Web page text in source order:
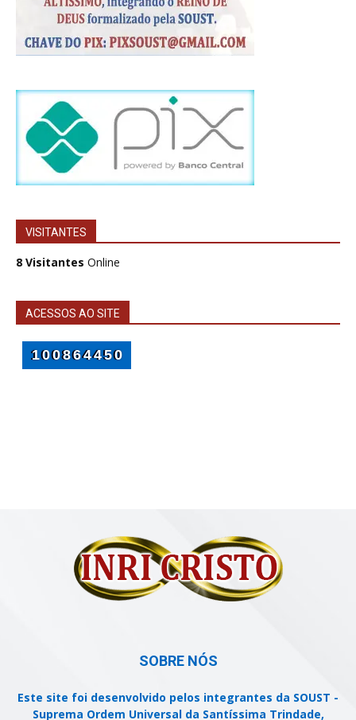
VISITANTES
8 Visitantes Online
ACESSOS AO SITE
SOBRE NÓS
Este site foi desenvolvido pelos integrantes da SOUST -
Suprema Ordem Universal da Santíssima Trindade,